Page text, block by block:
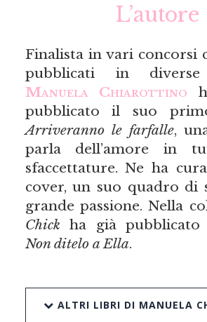
L’autore
Finalista in vari concorsi
pubblicati in diverse
Manuela Chiarottino
pubblicato il suo
Arriveranno le farfalle,
parla dell’amore in
sfaccettature. Ne ha
cover, un suo quadro di
grande passione. Nella
Chick ha già
Non ditelo a Ella.
ALTRI LIBRI DI MANUELA